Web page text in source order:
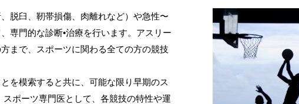
脱臼、靭帯損傷、肉離れなど）や急性〜
専門的な診断•治療を行います。アスリー
まで、スポーツに関わる全ての方の競技
を模索すると共に、可能な限り早期のス
ポーツ専門医として、各競技の特性や運